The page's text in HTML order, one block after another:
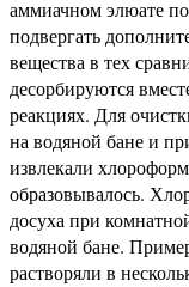
аммиачном элюате
подвергать
вещества в тех
десорбируются
реакциях. Для
на водяной бане и
извлекали
образовывалось.
досуха при
водяной бане.
растворяли в